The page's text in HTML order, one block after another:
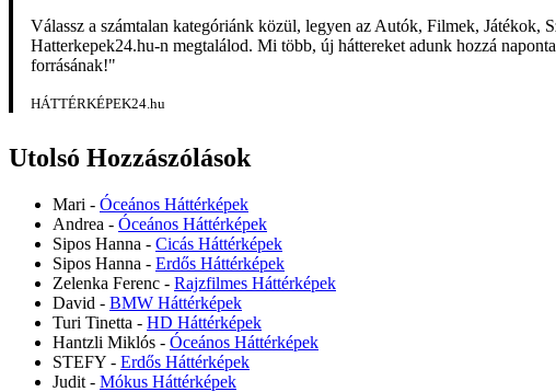
Válassz a számtalan kategóriánk közül, legyen az Autók, Filmek, Játékok,
Hatterkepek24.hu-n megtalálod. Mi több, új háttereket adunk hozzá
forrásának!"
HÁTTÉRKÉPEK24.hu
Utolsó Hozzászólások
Mari - Óceános Háttérképek
Andrea - Óceános Háttérképek
Sipos Hanna - Cicás Háttérképek
Sipos Hanna - Erdős Háttérképek
Zelenka Ferenc - Rajzfilmes Háttérképek
David - BMW Háttérképek
Turi Tinetta - HD Háttérképek
Hantzli Miklós - Óceános Háttérképek
STEFY - Erdős Háttérképek
Judit - Mókus Háttérképek